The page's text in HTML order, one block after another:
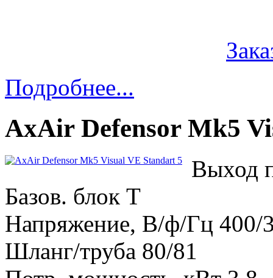
Подробнее...
AxAir Defensor Mk5
Выход
Базов. блок T
Напряжение, В/ф/Гц 400/
Шланг/труба 80/81